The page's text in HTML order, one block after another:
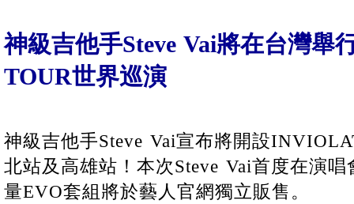
神級吉他手Steve Vai將在台灣舉
TOUR世界巡演
神級吉他手Steve Vai宣布將開設
北站及高雄站！本次Steve Vai首度在演
量EVO套組將於藝人官網獨立販售。